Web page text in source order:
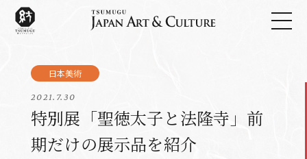
2021.7.30
特別展「聖徳太子と法隆寺」前
期だけの展示品を紹介